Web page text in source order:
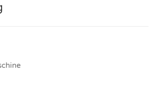
– eines mit einem Bett (160 × 200
Küche mit modernen Geräten, darunter
Kaffeemaschine und ein